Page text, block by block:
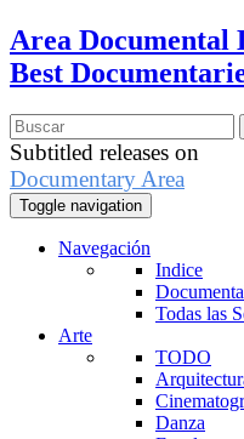
Area Documental
Best
Subtitled releases on
Documentary Area
Toggle navigation
Navegación
Indice
Todas las
Arte
TODO
Danza